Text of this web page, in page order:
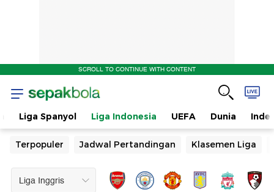
SCROLL TO CONTINUE WITH CONTENT
Liga Spanyol Liga Indonesia UEFA Dunia
Terpopuler Jadwal Pertandingan Klasemen Liga